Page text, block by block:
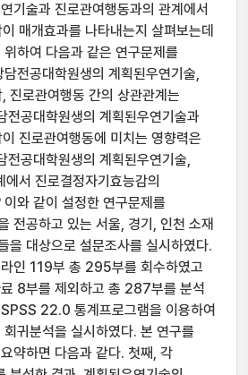
기술과 진로관여행동과의 관계에서
매개효과를 나타내는지 살펴보는데
하여 다음과 같은 연구문제를
전공대학원생의 계획된우연기술,
진로관여행동 간의 상관관계는
전공대학원생의 계획된우연기술과
진로관여행동에 미치는 영향력은
전공대학원생의 계획된우연기술,
서 진로결정자기효능감의
와 같이 설정한 연구문제를
전공하고 있는 서울, 경기, 인천 소재
을 대상으로 설문조사를 실시하였다.
인 119부 총 295부를 회수하였고
8부를 제외하고 총 287부를 분석
22.0 통계프로그램을 이용하여
귀분석을 실시하였다. 본 연구를
약하면 다음과 같다. 첫째, 각